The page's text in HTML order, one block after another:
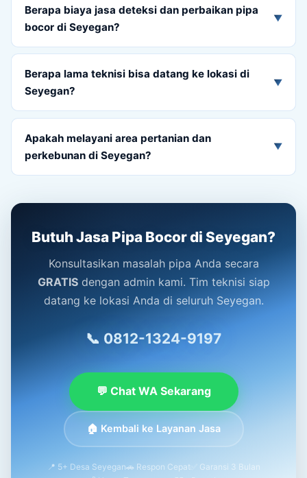
Berapa biaya jasa deteksi dan perbaikan pipa
bocor di Seyegan?
▼
Berapa lama teknisi bisa datang ke lokasi di
Seyegan?
▼
Apakah melayani area pertanian dan
perkebunan di Seyegan?
▼
Butuh Jasa Pipa Bocor di Seyegan?
Konsultasikan masalah pipa Anda secara
GRATISdengan admin kami. Tim teknisi siap
datang ke lokasi Anda di seluruh Seyegan.
📞 0812-1324-9197
💬 Chat WA Sekarang
🏠 Kembali ke Layanan Jasa
📍 5+ Desa Seyegan🚗 Respon Cepat✅ Garansi 3 Bulan